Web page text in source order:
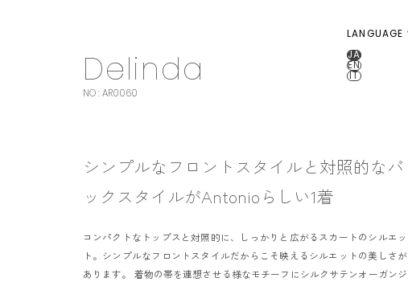
LANGUAGE
JA
EN
IT
CONCEPT
COLOR DRESS
TUXEDO
Delinda
NO : AR0060
シンプルなフロントスタイルと対照的なバ
ックスタイルがAntonioらしい1着
コンパクトなトップスと対照的に、しっかりと広がるスカートのシルエッ
ト。シンプルなフロントスタイルだからこそ映えるシルエットの美しさが
あります。 着物の帯を連想させる様なモチーフにシルクサテンオーガンジ